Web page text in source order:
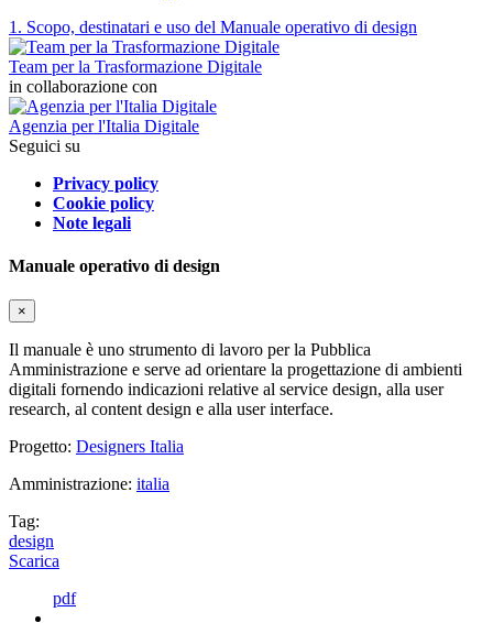
1. Scopo, destinatari e uso del Manuale operativo di design
Team per la Trasformazione Digitale
in collaborazione con
Agenzia per l'Italia Digitale
Seguici su
Privacy policy
Cookie policy
Note legali
Manuale operativo di design
×
Il manuale è uno strumento di lavoro per la Pubblica
Amministrazione e serve ad orientare la progettazione di ambienti
digitali fornendo indicazioni relative al service design, alla user
research, al content design e alla user interface.
Progetto: Designers Italia
Amministrazione: italia
Tag:
design
Scarica
pdf